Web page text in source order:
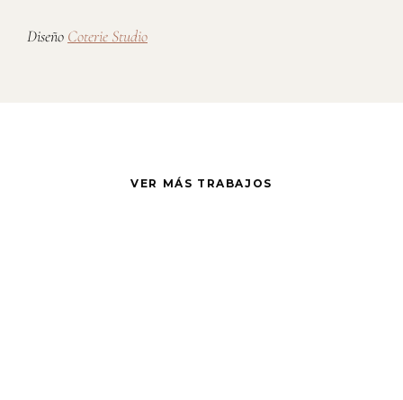
Diseño Coterie Studio
VER MÁS TRABAJOS